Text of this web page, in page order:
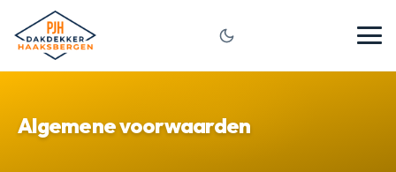
Algemene voorwaarden